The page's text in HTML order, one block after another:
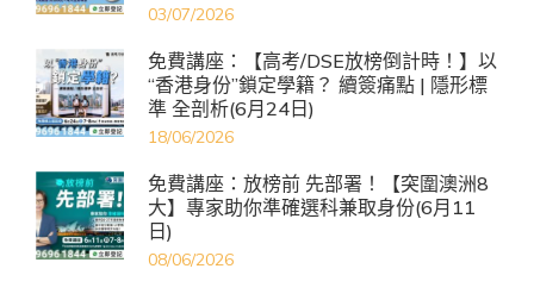
03/07/2026
免費講座：【高考/DSE放榜倒計時！】以
“香港身份”鎖定學籍？ 續簽痛點 | 隱形標
準 全剖析(6月24日)
18/06/2026
免費講座：放榜前 先部署！【突圍澳洲8
大】專家助你準確選科兼取身份(6月11
日)
08/06/2026